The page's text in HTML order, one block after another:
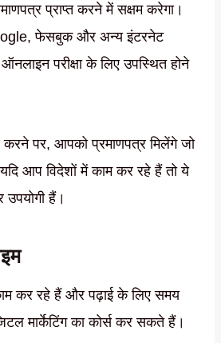
प्राप्त करने में सक्षम करेगा।
फेसबुक और अन्य इंटरनेट
ऑनलाइन परीक्षा के लिए उपस्थित होने
करने पर, आपको प्रमाणपत्र मिलेंगे जो
आप विदेशों में काम कर रहे हैं तो ये
उपयोगी हैं।
कर रहे हैं और पढ़ाई के लिए समय
मार्केटिंग का कोर्स कर सकते हैं।